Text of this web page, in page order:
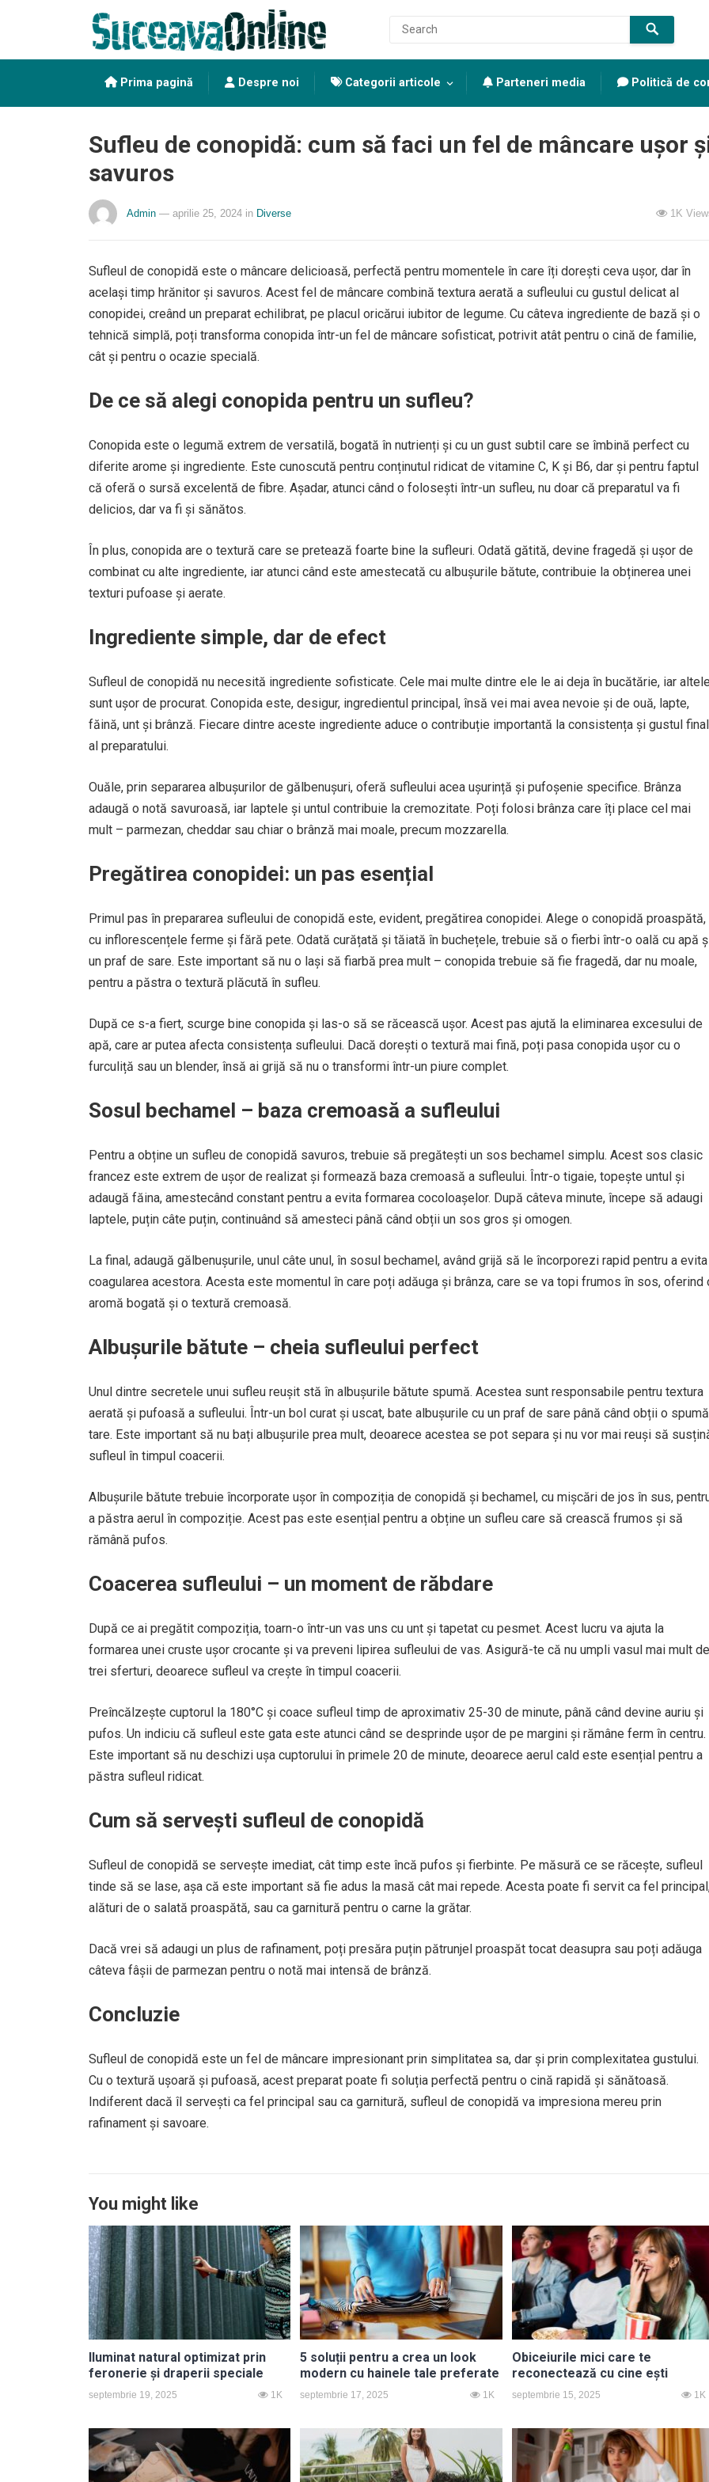
Prima pagină Despre noi Categorii articole Parteneri media Politică de
Sufleu de conopidă: cum să faci un fel de mâncare ușor
savuros
Admin — aprilie 25, 2024 in Diverse 1K
Sufleul de conopidă este o mâncare delicioasă, perfectă pentru momentele în care îți dorești ceva ușor, dar în
același timp hrănitor și savuros. Acest fel de mâncare combină textura aerată a sufleului cu gustul delicat al
conopidei, creând un preparat echilibrat, pe placul oricărui iubitor de legume. Cu câteva ingrediente de bază și o
tehnică simplă, poți transforma conopida într-un fel de mâncare sofisticat, potrivit atât pentru o cină de familie,
cât și pentru o ocazie specială.
De ce să alegi conopida pentru un sufleu?
Conopida este o legumă extrem de versatilă, bogată în nutrienți și cu un gust subtil care se îmbină perfect cu
diferite arome și ingrediente. Este cunoscută pentru conținutul ridicat de vitamine C, K și B6, dar și pentru faptul
că oferă o sursă excelentă de fibre. Așadar, atunci când o folosești într-un sufleu, nu doar că preparatul va fi
delicios, dar va fi și sănătos.
În plus, conopida are o textură care se pretează foarte bine la sufleuri. Odată gătită, devine fragedă și ușor de
combinat cu alte ingrediente, iar atunci când este amestecată cu albușurile bătute, contribuie la obținerea unei
texturi pufoase și aerate.
Ingrediente simple, dar de efect
Sufleul de conopidă nu necesită ingrediente sofisticate. Cele mai multe dintre ele le ai deja în bucătărie, iar altele
sunt ușor de procurat. Conopida este, desigur, ingredientul principal, însă vei mai avea nevoie și de ouă, lapte,
făină, unt și brânză. Fiecare dintre aceste ingrediente aduce o contribuție importantă la consistența și gustul final
al preparatului.
Ouăle, prin separarea albușurilor de gălbenușuri, oferă sufleului acea ușurință și pufoșenie specifice. Brânza
adaugă o notă savuroasă, iar laptele și untul contribuie la cremozitate. Poți folosi brânza care îți place cel mai
mult – parmezan, cheddar sau chiar o brânză mai moale, precum mozzarella.
Pregătirea conopidei: un pas esențial
Primul pas în prepararea sufleului de conopidă este, evident, pregătirea conopidei. Alege o conopidă proaspătă,
cu inflorescențele ferme și fără pete. Odată curățată și tăiată în buchețele, trebuie să o fierbi într-o oală cu apă
un praf de sare. Este important să nu o lași să fiarbă prea mult – conopida trebuie să fie fragedă, dar nu moale,
pentru a păstra o textură plăcută în sufleu.
După ce s-a fiert, scurge bine conopida și las-o să se răcească ușor. Acest pas ajută la eliminarea excesului de
apă, care ar putea afecta consistența sufleului. Dacă dorești o textură mai fină, poți pasa conopida ușor cu o
furculiță sau un blender, însă ai grijă să nu o transformi într-un piure complet.
Sosul bechamel – baza cremoasă a sufleului
Pentru a obține un sufleu de conopidă savuros, trebuie să pregătești un sos bechamel simplu. Acest sos clasic
francez este extrem de ușor de realizat și formează baza cremoasă a sufleului. Într-o tigaie, topește untul și
adaugă făina, amestecând constant pentru a evita formarea cocoloașelor. După câteva minute, începe să adaugi
laptele, puțin câte puțin, continuând să amesteci până când obții un sos gros și omogen.
La final, adaugă gălbenușurile, unul câte unul, în sosul bechamel, având grijă să le încorporezi rapid pentru a evita
coagularea acestora. Acesta este momentul în care poți adăuga și brânza, care se va topi frumos în sos, oferind
aromă bogată și o textură cremoasă.
Albușurile bătute – cheia sufleului perfect
Unul dintre secretele unui sufleu reușit stă în albușurile bătute spumă. Acestea sunt responsabile pentru textura
aerată și pufoasă a sufleului. Într-un bol curat și uscat, bate albușurile cu un praf de sare până când obții o spumă
tare. Este important să nu bați albușurile prea mult, deoarece acestea se pot separa și nu vor mai reuși să
sufleul în timpul coacerii.
Albușurile bătute trebuie încorporate ușor în compoziția de conopidă și bechamel, cu mișcări de jos în sus,
a păstra aerul în compoziție. Acest pas este esențial pentru a obține un sufleu care să crească frumos și să
rămână pufos.
Coacerea sufleului – un moment de răbdare
După ce ai pregătit compoziția, toarn-o într-un vas uns cu unt și tapetat cu pesmet. Acest lucru va ajuta la
formarea unei cruste ușor crocante și va preveni lipirea sufleului de vas. Asigură-te că nu umpli vasul mai mult de
trei sferturi, deoarece sufleul va crește în timpul coacerii.
Preîncălzește cuptorul la 180°C și coace sufleul timp de aproximativ 25-30 de minute, până când devine auriu și
pufos. Un indiciu că sufleul este gata este atunci când se desprinde ușor de pe margini și rămâne ferm în centru.
Este important să nu deschizi ușa cuptorului în primele 20 de minute, deoarece aerul cald este esențial pentru a
păstra sufleul ridicat.
Cum să servești sufleul de conopidă
Sufleul de conopidă se servește imediat, cât timp este încă pufos și fierbinte. Pe măsură ce se răcește, sufleul
tinde să se lase, așa că este important să fie adus la masă cât mai repede. Acesta poate fi servit ca fel
alături de o salată proaspătă, sau ca garnitură pentru o carne la grătar.
Dacă vrei să adaugi un plus de rafinament, poți presăra puțin pătrunjel proaspăt tocat deasupra sau poți adăuga
câteva fâșii de parmezan pentru o notă mai intensă de brânză.
Concluzie
Sufleul de conopidă este un fel de mâncare impresionant prin simplitatea sa, dar și prin complexitatea gustului.
Cu o textură ușoară și pufoasă, acest preparat poate fi soluția perfectă pentru o cină rapidă și sănătoasă.
Indiferent dacă îl servești ca fel principal sau ca garnitură, sufleul de conopidă va impresiona mereu prin
rafinament și savoare.
You might like
Iluminat natural optimizat prin
feronerie și draperii speciale
septembrie 19, 2025 1K
5 soluții pentru a crea un look
modern cu hainele tale preferate
septembrie 17, 2025 1K
Obiceiurile mici care te
reconectează cu cine ești
septembrie 15, 2025 1K